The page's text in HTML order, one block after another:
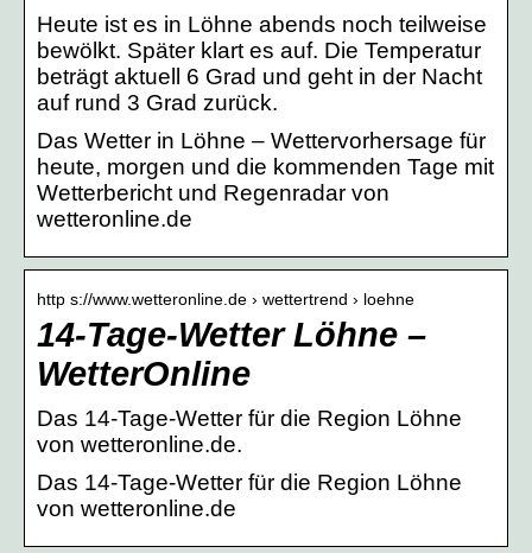
Heute ist es in Löhne abends noch teilweise
bewölkt. Später klart es auf. Die Temperatur
beträgt aktuell 6 Grad und geht in der Nacht
auf rund 3 Grad zurück.
Das Wetter in Löhne – Wettervorhersage für
heute, morgen und die kommenden Tage mit
Wetterbericht und Regenradar von
wetteronline.de
http s://www.wetteronline.de › wettertrend › loehne
14-Tage-Wetter Löhne –
WetterOnline
Das 14-Tage-Wetter für die Region Löhne
von wetteronline.de.
Das 14-Tage-Wetter für die Region Löhne
von wetteronline.de